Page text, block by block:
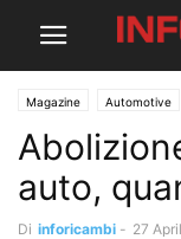
Magazine Automotive
auto,
Di inforicambi - 27